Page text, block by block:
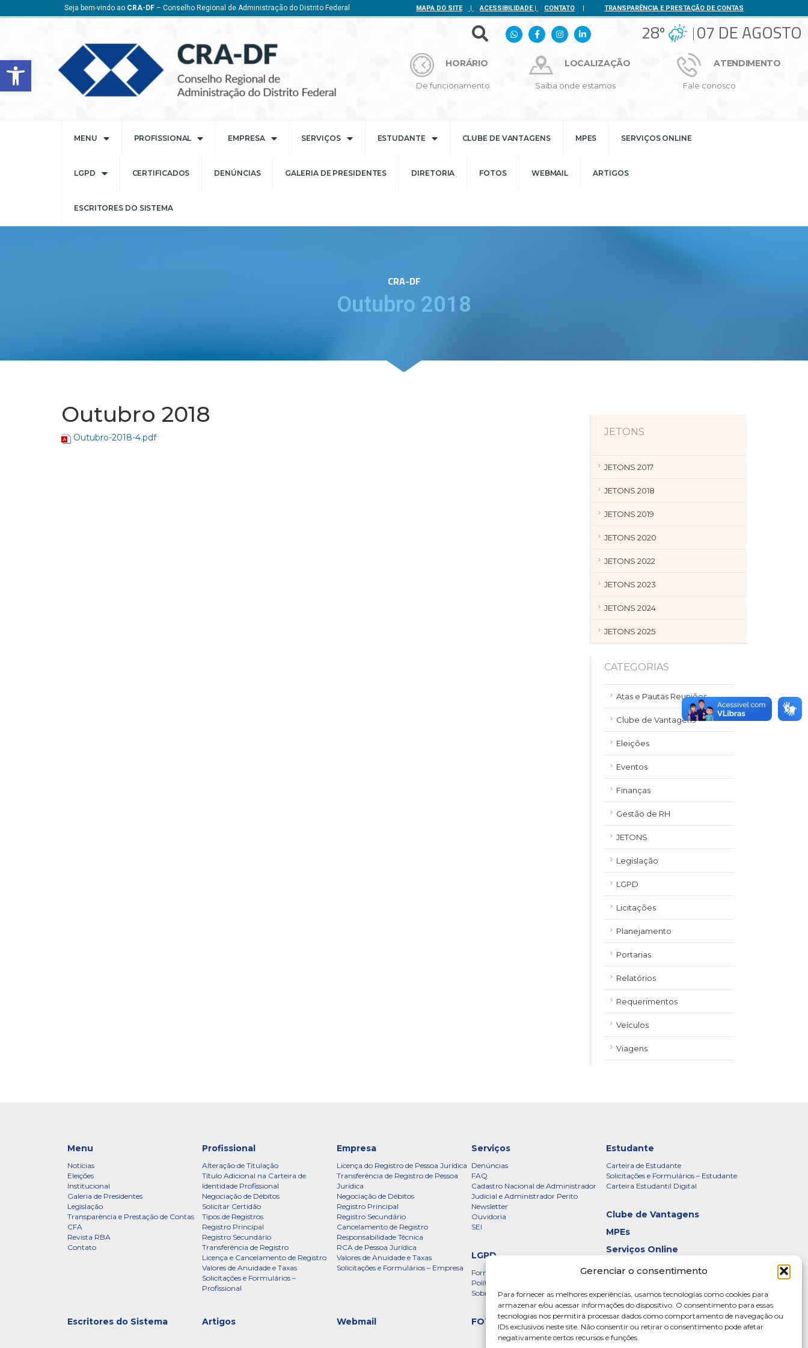
Barra de Ferramentas Aberta
Gerenciar o consentimento
Para fornecer as melhores experiências, usamos tecnologias como cookies para
armazenar e/ou acessar informações do dispositivo. O consentimento para essas
tecnologias nos permitirá processar dados como comportamento de navegação ou
IDs exclusivos neste site. Não consentir ou retirar o consentimento pode afetar
negativamente certos recursos e funções.
Seja bem-vindo ao CRA-DF – Conselho Regional de Administração do Distrito Federal MAPA DO SITE | ACESSIBILIDADE| CONTATO | TRANSPARÊNCIA E PRESTAÇÃO DE CONTAS
28º 07 DE AGOSTO
HORÁRIO
De funcionamento
LOCALIZAÇÃO
Saiba onde estamos
ATENDIMENTO
Fale conosco
MENU PROFISSIONAL EMPRESA SERVIÇOS ESTUDANTE CLUBE DE VANTAGENS MPES SERVIÇOS ONLINE
LGPD CERTIFICADOS DENÚNCIAS GALERIA DE PRESIDENTES DIRETORIA FOTOS WEBMAIL ARTIGOS
ESCRITORES DO SISTEMA
CRA-DF
Outubro 2018
Outubro 2018
Outubro-2018-4.pdf JETONS
JETONS 2017
JETONS 2018
JETONS 2019
JETONS 2020
JETONS 2022
JETONS 2023
JETONS 2024
JETONS 2025
CATEGORIAS
Atas e Pautas Reuniões
Clube de Vantagens
Eleições
Eventos
Finanças
Gestão de RH
JETONS
Legislação
LGPD
Licitações
Planejamento
Portarias
Relatórios
Requerimentos
Veículos
Viagens
Menu
Notícias
Eleições
Institucional
Galeria de Presidentes
Legislação
Transparência e Prestação de Contas
CFA
Revista RBA
Contato
Profissional
Alteração de Titulação
Título Adicional na Carteira de
Identidade Profissional
Negociação de Débitos
Solicitar Certidão
Tipos de Registros
Registro Principal
Registro Secundário
Transferência de Registro
Licença e Cancelamento de Registro
Valores de Anuidade e Taxas
Solicitações e Formulários –
Profissional
Empresa
Licença do Registro de Pessoa Jurídica
Transferência de Registro de Pessoa
Jurídica
Negociação de Débitos
Registro Principal
Registro Secundário
Cancelamento de Registro
Responsabilidade Técnica
RCA de Pessoa Jurídica
Valores de Anuidade e Taxas
Solicitações e Formulários – Empresa
Serviços
Denúncias
FAQ
Cadastro Nacional de Administrador
Judicial e Administrador Perito
Newsletter
Ouvidoria
SEI
Estudante
Carteira de Estudante
Solicitações e Formulários – Estudante
Carteira Estudantil Digital
Clube de Vantagens
MPEs
Serviços Online
LGPD
Formulário
Política de Privacidade – CRADF
Sobre a LGPD
Certificados
Galeria de Presidentes
Diretoria
FOTOS
Webmail
Artigos
Escritores do Sistema